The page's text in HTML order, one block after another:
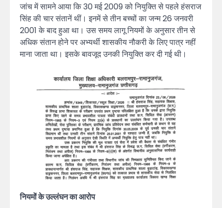
जांच में सामने आया कि 30 मई 2009 को नियुक्ति से पहले हंसराज
सिंह की चार संतानें थीं। इनमें से तीन बच्चों का जन्म 26 जनवरी
2001 के बाद हुआ था। उस समय लागू नियमों के अनुसार तीन से
अधिक संतान होने पर अभ्यर्थी शासकीय नौकरी के लिए पात्र नहीं
माना जाता था। इसके बावजूद उनकी नियुक्ति कर दी गई थी।
नियमों के उल्लंघन का आरोप